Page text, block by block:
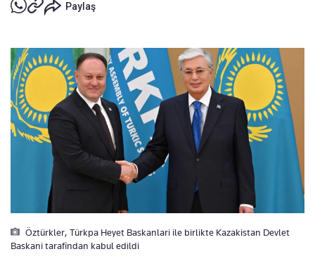
Paylaş
Öztürkler, Türkpa Heyet Baskanlari ile birlikte Kazakistan Devlet
Baskani tarafindan kabul edildi